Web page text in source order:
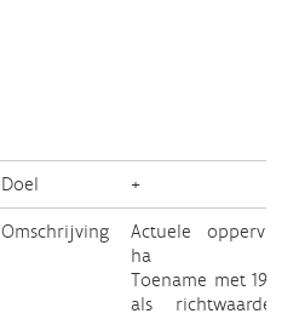
Doel
+
Omschrijving
Actuele
ha
Toename met 19
als richtwaarde